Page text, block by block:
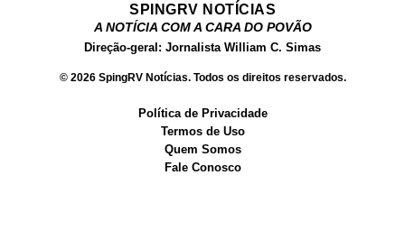
SPINGRV NOTÍCIAS
A NOTÍCIA COM A CARA DO POVÃO
Direção-geral: Jornalista William C. Simas
© 2026 SpingRV Notícias. Todos os direitos reservados.
Política de Privacidade
Termos de Uso
Quem Somos
Fale Conosco